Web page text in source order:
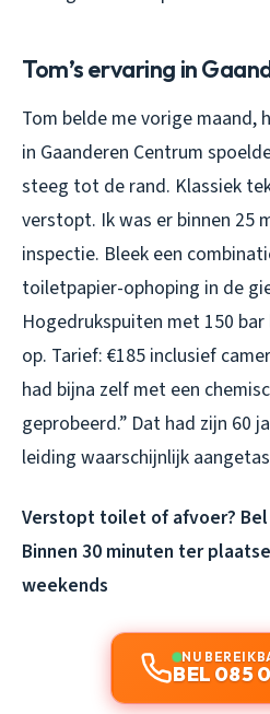
Tom’s ervaring in
Tom belde me vorige maand,
in Gaanderen Centrum
steeg tot de rand. Klassiek
verstopt. Ik was er binnen 25
inspectie. Bleek een
toiletpapier-ophoping in de
Hogedrukspuiten met 150
op. Tarief: €185 inclusief
had bijna zelf met een
geprobeerd.” Dat had zijn 60
leiding waarschijnlijk
Verstopt toilet of afvoer? Bel
Binnen 30 minuten ter
weekends
NU
BEL 085